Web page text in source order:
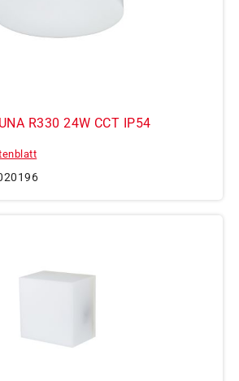
R330 24W CCT IP54